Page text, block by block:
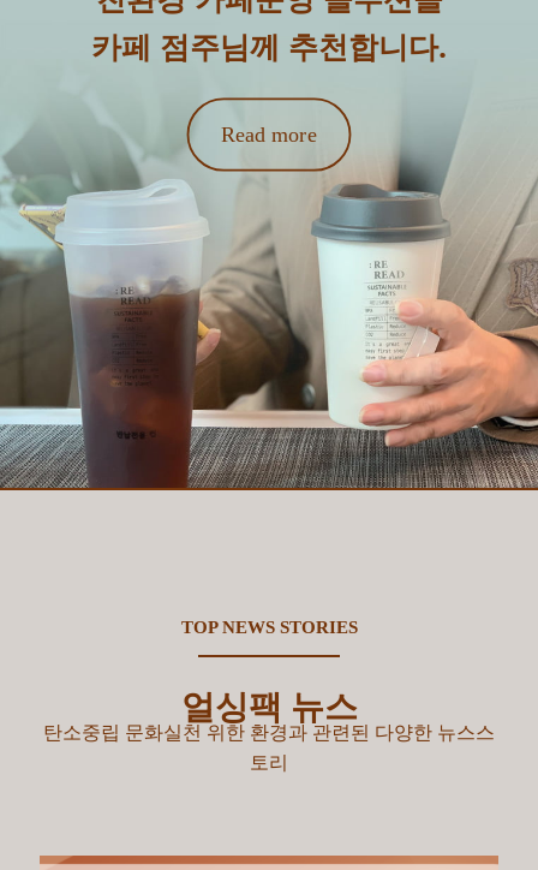
카페 점주님께 추천합니다.
Read more
TOP NEWS STORIES
얼싱팩 뉴스
탄소중립 문화실천 위한 환경과 관련된 다양한 뉴스스
토리